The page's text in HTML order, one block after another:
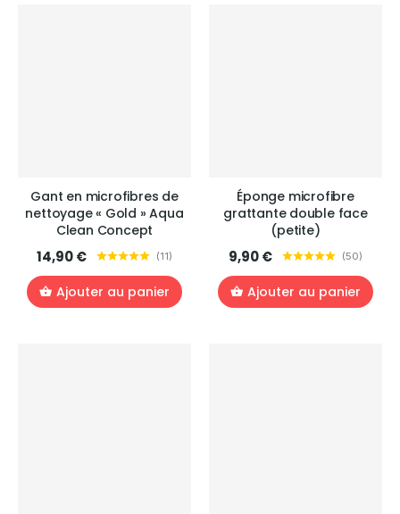
Gant en microfibres de
nettoyage « Gold » Aqua
Clean Concept
14,90 € (11)
Ajouter au panier
Éponge microfibre
grattante double face
(petite)
9,90 € (50)
Ajouter au panier